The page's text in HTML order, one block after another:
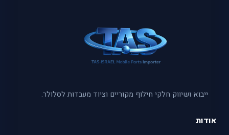
ייבוא ושיווק חלקי חילוף מקוריים וציוד מעבדות לסלולר.
אודות